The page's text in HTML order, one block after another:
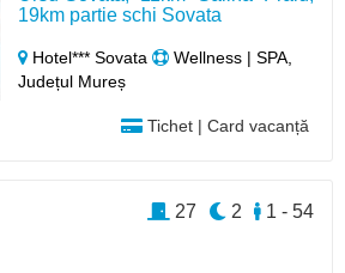
19km partie schi Sovata
Hotel*** Sovata
Wellness | SPA,
Județul Mureș
Tichet | Card vacanță
1 - 54
2
27